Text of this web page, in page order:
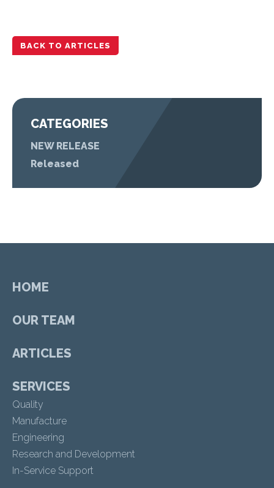
BACK TO ARTICLES
CATEGORIES
NEW RELEASE
Released
HOME
OUR TEAM
ARTICLES
SERVICES
Quality
Manufacture
Engineering
Research and Development
In-Service Support